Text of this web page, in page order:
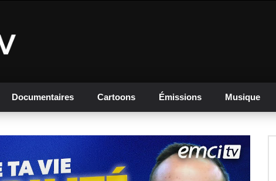
Documentaires Cartoons Émissions Musique